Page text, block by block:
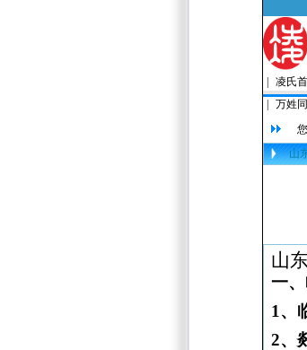
凌氏
万姓
山
山
一
1 、
2、